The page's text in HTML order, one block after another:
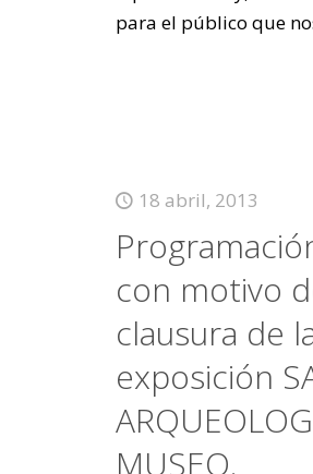
para el público que
18 abril, 2013
con motivo
clausura de
exposición
MUSEO.